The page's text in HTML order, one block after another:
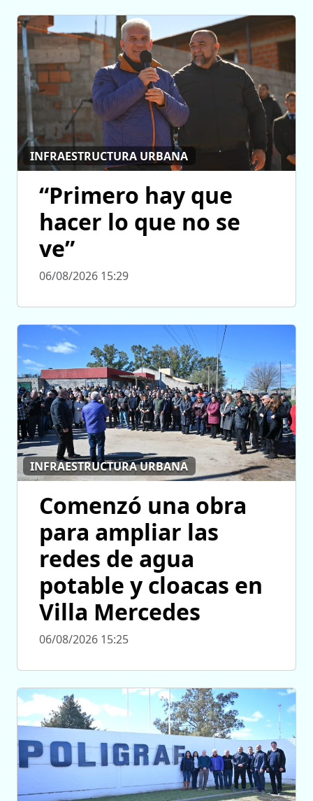
INFRAESTRUCTURA URBANA
“Primero hay que
hacer lo que no se
ve”
06/08/2026 15:29
INFRAESTRUCTURA URBANA
Comenzó una obra
para ampliar las
redes de agua
potable y cloacas en
Villa Mercedes
06/08/2026 15:25